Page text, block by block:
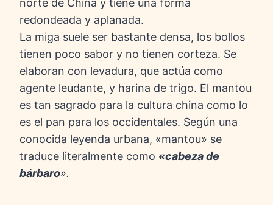
norte de China y tiene una forma
redondeada y aplanada.
La miga suele ser bastante densa, los bollos
tienen poco sabor y no tienen corteza. Se
elaboran con levadura, que actúa como
agente leudante, y harina de trigo. El mantou
es tan sagrado para la cultura china como lo
es el pan para los occidentales. Según una
conocida leyenda urbana, «mantou» se
traduce literalmente como «cabeza de
bárbaro».